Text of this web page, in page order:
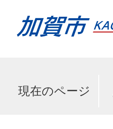
現在のページ